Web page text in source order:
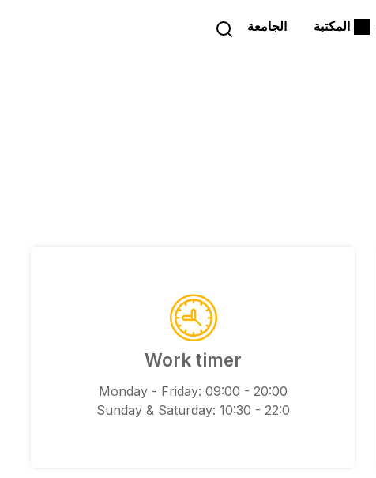
المكتبة الجامعة
Work timer
Monday - Friday: 09:00 - 20:00
Sunday & Saturday: 10:30 - 22:0